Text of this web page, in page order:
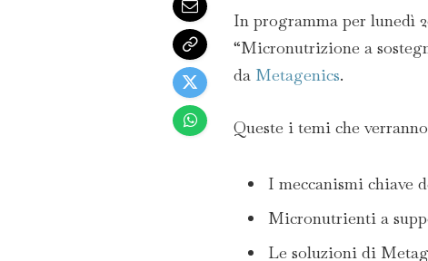
In programma per lunedì
“Micronutrizione a
da Metagenics.
Queste i temi che
I meccanismi chiave
Micronutrienti a
Le soluzioni di